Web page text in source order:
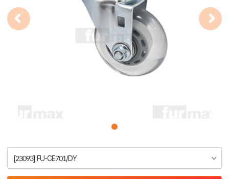
[23093] FU-CE701/DY